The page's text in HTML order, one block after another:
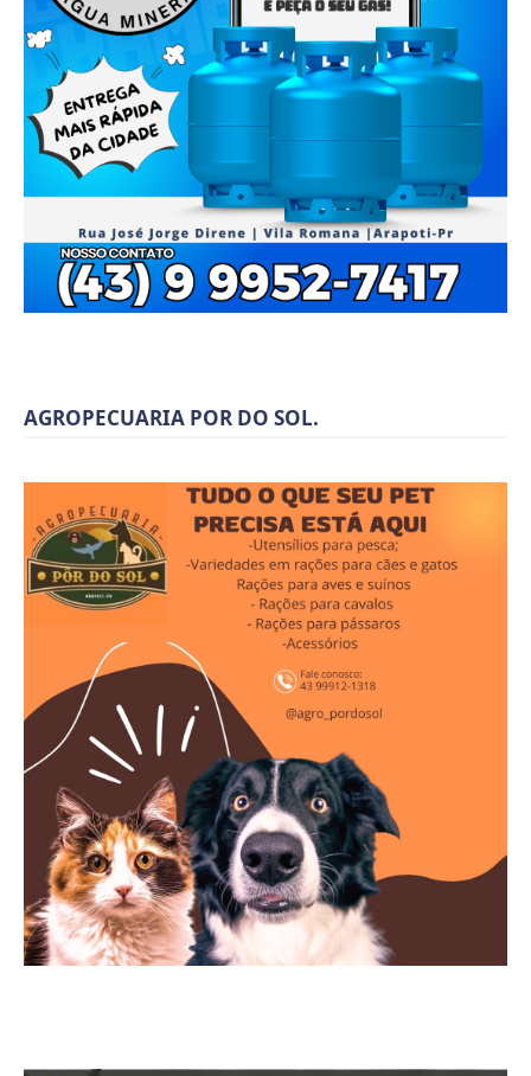
AGROPECUARIA POR DO SOL.